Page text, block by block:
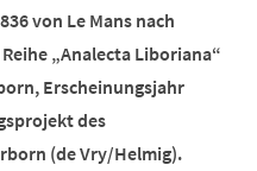
von Le Mans nach
„Analecta Liboriana“
Erscheinungsjahr
des
(de Vry/Helmig).